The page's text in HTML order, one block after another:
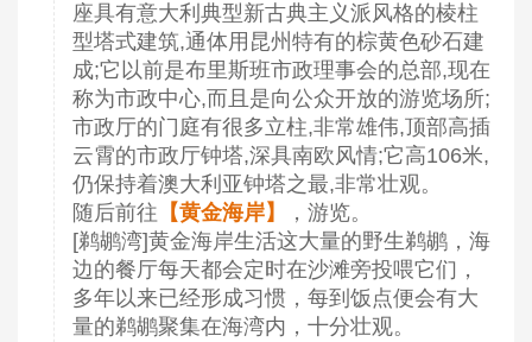
座具有意大利典型新古典主义派风格的棱柱
型塔式建筑,通体用昆州特有的棕黄色砂石建
成;它以前是布里斯班市政理事会的总部,现在
称为市政中心,而且是向公众开放的游览场所;
市政厅的门庭有很多立柱,非常雄伟,顶部高插
云霄的市政厅钟塔,深具南欧风情;它高106米,
仍保持着澳大利亚钟塔之最,非常壮观。
随后前往 【黄金海岸】
，游览。
[鹈鹕湾]黄金海岸生活这大量的野生鹈鹕，海
边的餐厅每天都会定时在沙滩旁投喂它们，
多年以来已经形成习惯，每到饭点便会有大
量的鹈鹕聚集在海湾内，十分壮观。